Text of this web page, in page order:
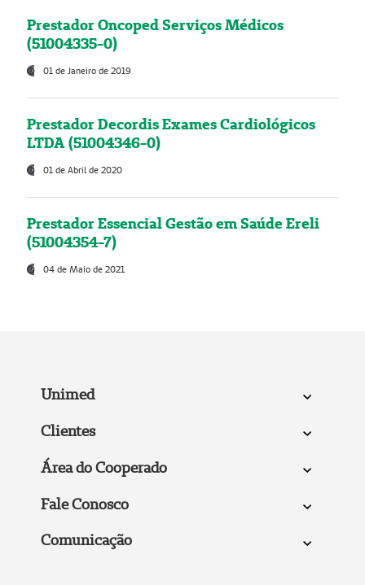
Prestador Oncoped Serviços Médicos
(51004335-0)
01 de Janeiro de 2019
Prestador Decordis Exames Cardiológicos
LTDA (51004346-0)
01 de Abril de 2020
Prestador Essencial Gestão em Saúde Ereli
(51004354-7)
04 de Maio de 2021
Unimed
Clientes
Área do Cooperado
Fale Conosco
Comunicação